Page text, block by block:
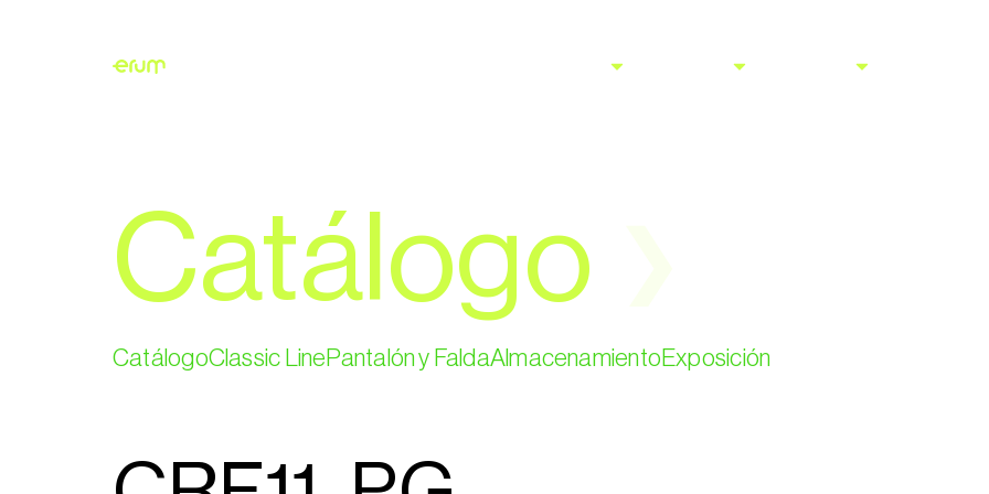
Catálogo
CatálogoClassic LinePantalón y FaldaAlmacenamientoExposición